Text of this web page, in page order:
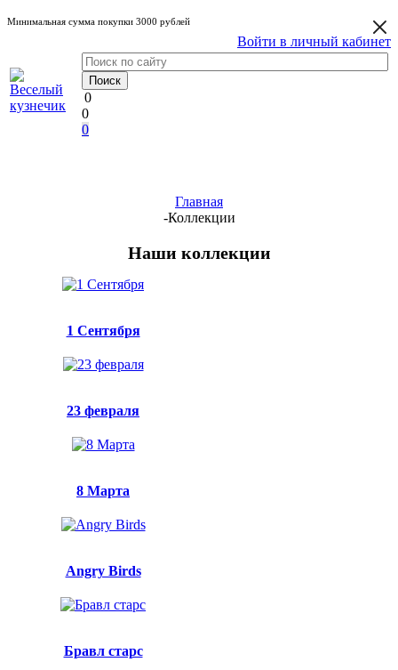
Минимальная сумма покупки 3000 рублей
Войти в личный кабинет
0
0
0
Главная
-Коллекции
Наши коллекции
1 Сентября
23 февраля
8 Марта
Angry Birds
Бравл старс